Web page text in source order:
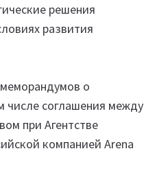
решения
развития
о
числе соглашения между
при Агентстве
компанией Arena